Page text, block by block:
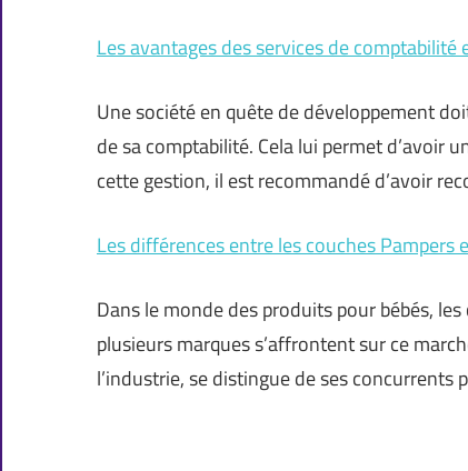
Les avantages des services de
Une société en quête de développement
de sa comptabilité. Cela lui permet d’avoir
cette gestion, il est recommandé d’avoir
Les différences entre les couches Pampers
Dans le monde des produits pour bébés,
plusieurs marques s’affrontent sur ce
l’industrie, se distingue de ses